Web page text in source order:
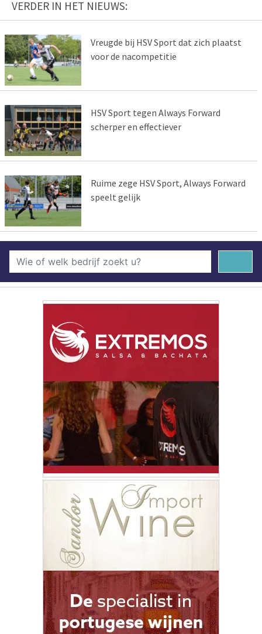
VERDER IN HET NIEUWS:
Vreugde bij HSV Sport dat zich plaatst
voor de nacompetitie
HSV Sport tegen Always Forward
scherper en effectiever
Ruime zege HSV Sport, Always Forward
speelt gelijk